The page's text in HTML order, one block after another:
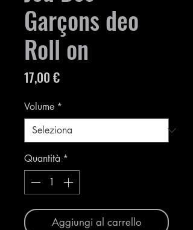
Garçons deo
Roll on
17,00 €Prezzo
Volume *
Quantità *
Aggiungi al carrello